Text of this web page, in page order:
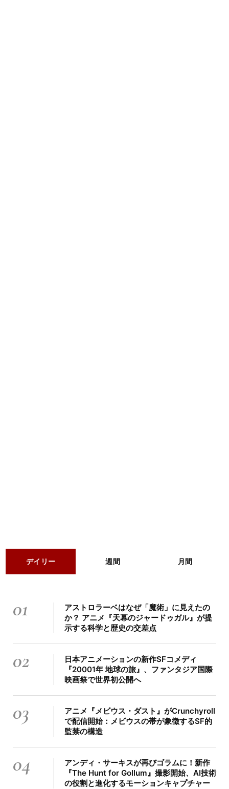
デイリー 週間 月間
01
アストロラーベはなぜ「魔術」に見えたの
か？ アニメ『天幕のジャードゥガル』が提
示する科学と歴史の交差点
02
日本アニメーションの新作SFコメディ
『20001年 地球の旅』、ファンタジア国際
映画祭で世界初公開へ
03
アニメ『メビウス・ダスト』がCrunchyroll
で配信開始：メビウスの帯が象徴するSF的
監禁の構造
04
アンディ・サーキスが再びゴラムに！新作
『The Hunt for Gollum』撮影開始、AI技術
の役割と進化するモーションキャプチャー